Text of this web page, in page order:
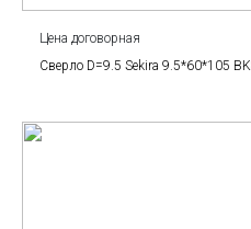
Цена договорная
Сверло D=9.5 Sekira 9.5*60*105